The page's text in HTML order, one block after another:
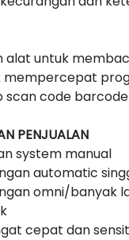
alat untuk
mempercepat
scan code
PENJUALAN
system manual
automatic
omni/banyak
cepat dan